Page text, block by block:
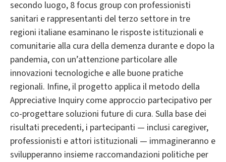
secondo luogo, 8 focus group con professionisti
sanitari e rappresentanti del terzo settore in tre
regioni italiane esaminano le risposte istituzionali e
comunitarie alla cura della demenza durante e dopo la
pandemia, con un’attenzione particolare alle
innovazioni tecnologiche e alle buone pratiche
regionali. Infine, il progetto applica il metodo della
Appreciative Inquiry come approccio partecipativo per
co-progettare soluzioni future di cura. Sulla base dei
risultati precedenti, i partecipanti — inclusi caregiver,
professionisti e attori istituzionali — immagineranno e
svilupperanno insieme raccomandazioni politiche per